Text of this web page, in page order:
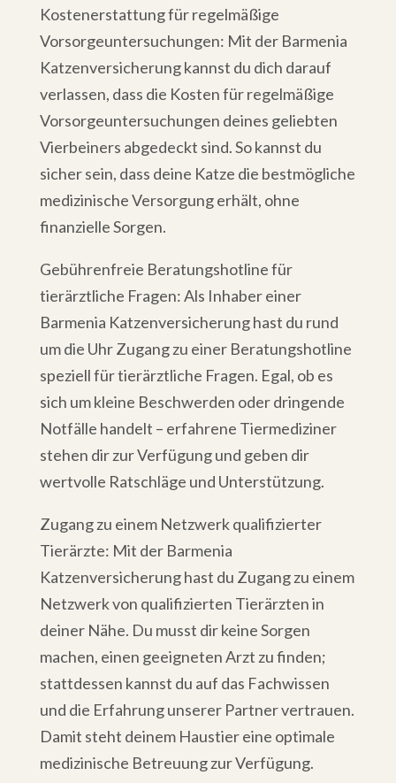
Kostenerstattung für regelmäßige
Vorsorgeuntersuchungen: Mit der Barmenia
Katzenversicherung kannst du dich darauf
verlassen, dass die Kosten für regelmäßige
Vorsorgeuntersuchungen deines geliebten
Vierbeiners abgedeckt sind. So kannst du
sicher sein, dass deine Katze die bestmögliche
medizinische Versorgung erhält, ohne
finanzielle Sorgen.
Gebührenfreie Beratungshotline für
tierärztliche Fragen: Als Inhaber einer
Barmenia Katzenversicherung hast du rund
um die Uhr Zugang zu einer Beratungshotline
speziell für tierärztliche Fragen. Egal, ob es
sich um kleine Beschwerden oder dringende
Notfälle handelt – erfahrene Tiermediziner
stehen dir zur Verfügung und geben dir
wertvolle Ratschläge und Unterstützung.
Zugang zu einem Netzwerk qualifizierter
Tierärzte: Mit der Barmenia
Katzenversicherung hast du Zugang zu einem
Netzwerk von qualifizierten Tierärzten in
deiner Nähe. Du musst dir keine Sorgen
machen, einen geeigneten Arzt zu finden;
stattdessen kannst du auf das Fachwissen
und die Erfahrung unserer Partner vertrauen.
Damit steht deinem Haustier eine optimale
medizinische Betreuung zur Verfügung.